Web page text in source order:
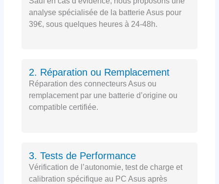
analyse spécialisée de la batterie Asus pour
39€, sous quelques heures à 24-48h.
2. Réparation ou Remplacement
Réparation des connecteurs Asus ou
remplacement par une batterie d’origine ou
compatible certifiée.
3. Tests de Performance
Vérification de l’autonomie, test de charge et
calibration spécifique au PC Asus après